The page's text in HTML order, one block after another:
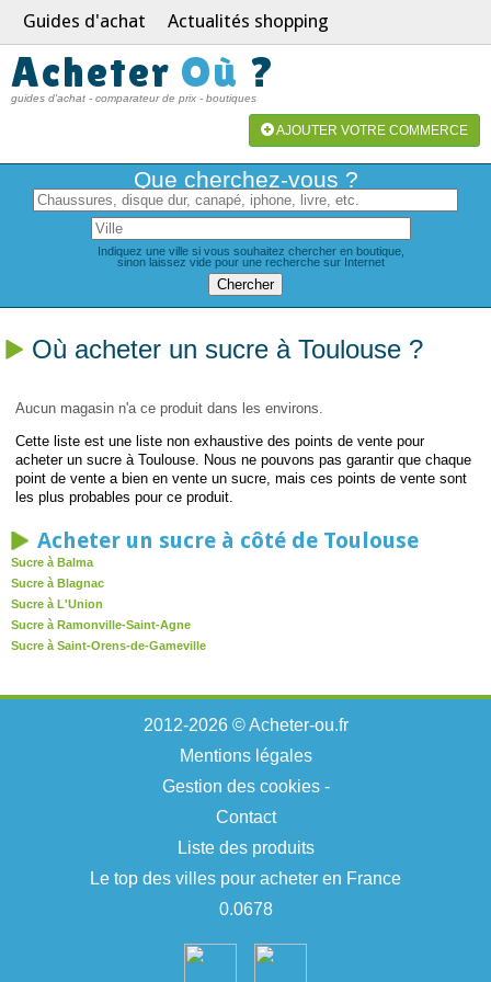
Guides d'achat Actualités shopping
Acheter Où ?
guides d'achat - comparateur de prix - boutiques
AJOUTER VOTRE COMMERCE
Que cherchez-vous ?
Indiquez une ville si vous souhaitez chercher en boutique,
sinon laissez vide pour une recherche sur Internet
Où acheter un sucre à Toulouse ?
Aucun magasin n'a ce produit dans les environs.
Cette liste est une liste non exhaustive des points de vente pour
acheter un sucre à Toulouse. Nous ne pouvons pas garantir que chaque
point de vente a bien en vente un sucre, mais ces points de vente sont
les plus probables pour ce produit.
Acheter un sucre à côté de Toulouse
Sucre à Balma
Sucre à Blagnac
Sucre à L'Union
Sucre à Ramonville-Saint-Agne
Sucre à Saint-Orens-de-Gameville
2012-2026 © Acheter-ou.fr
Mentions légales
Gestion des cookies-
Contact
Liste des produits
Le top des villes pour acheter en France
0.0678